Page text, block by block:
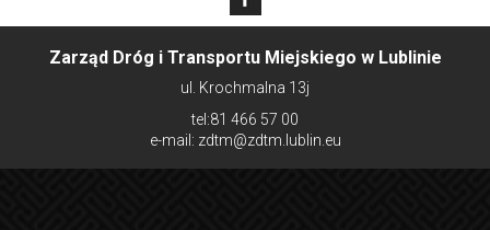
Zarząd Dróg i Transportu Miejskiego w Lublinie
ul. Krochmalna 13j
tel:81 466 57 00
e-mail: zdtm@zdtm.lublin.eu